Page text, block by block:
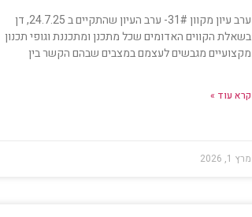
ערב עיון מקוון 31#- ערב העיון שהתקיים ב 24.7.25, דן
בשאלת הקווים האדומים שכל מתכנן ומתכננת וגופי תכנון
מקצועיים מגבשים לעצמם במצבים שבהם הקשר בין
קרא עוד »
מרץ 1, 2026